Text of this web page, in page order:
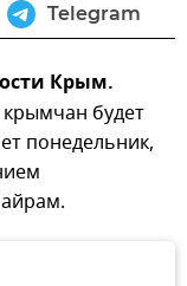
Telegram
Крым.
будет
понедельник,